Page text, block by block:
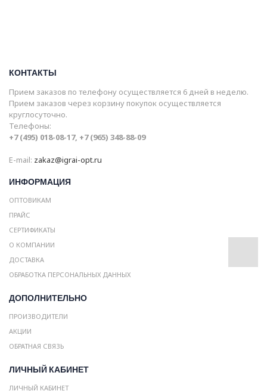
КОНТАКТЫ
Прием заказов по телефону осуществляется 6 дней в неделю.
Прием заказов через корзину покупок осуществляется
круглосуточно.
Телефоны:
+7 (495) 018-08-17, +7 (965) 348-88-09
E-mail: zakaz@igrai-opt.ru
ИНФОРМАЦИЯ
ОПТОВИКАМ
ПРАЙС
СЕРТИФИКАТЫ
О КОМПАНИИ
ДОСТАВКА
ОБРАБОТКА ПЕРСОНАЛЬНЫХ ДАННЫХ
ДОПОЛНИТЕЛЬНО
ПРОИЗВОДИТЕЛИ
АКЦИИ
ОБРАТНАЯ СВЯЗЬ
ЛИЧНЫЙ КАБИНЕТ
ЛИЧНЫЙ КАБИНЕТ